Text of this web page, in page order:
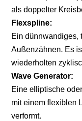
als doppelter
Flexspline:
Ein dünnwandiges,
Außenzähnen. Es
wiederholten
Wave Generator:
Eine elliptische
mit einem flexiblen
verformt.